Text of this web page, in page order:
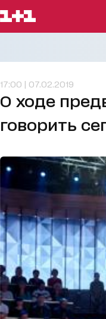
17:00 | 07.02.2019
О ходе
говорить